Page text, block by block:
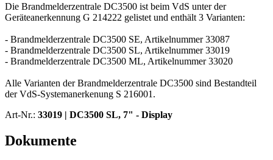
Die Brandmelderzentrale DC3500 ist beim VdS unter der
Geräteanerkennung G 214222 gelistet und enthält 3 Varianten:
- Brandmelderzentrale DC3500 SE, Artikelnummer 33087
- Brandmelderzentrale DC3500 SL, Artikelnummer 33019
- Brandmelderzentrale DC3500 ML, Artikelnummer 33020
Alle Varianten der Brandmelderzentrale DC3500 sind Bestandteil
der VdS-Systemanerkenung S 216001.
Art-Nr.: 33019 | DC3500 SL, 7" - Display
Dokumente